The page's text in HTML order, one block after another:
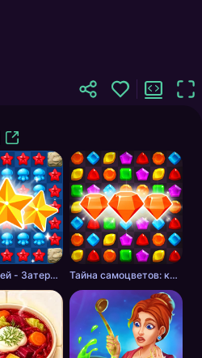
Тайна морей - Затерянные сокровища: Три в ряд Тайна самоцветов: ключ сокровищ - три в ряд